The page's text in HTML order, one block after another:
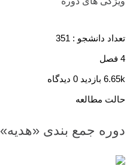
تعداد دانشجو : 351
4 فصل
6.65k بازدید
حالت مطالعه
دوره جمع بندی «هدیه»